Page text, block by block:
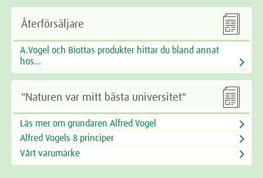

Återförsäljare
A.Vogel och Biottas produkter hittar du bland annat
hos...

"Naturen var mitt bästa universitet"
Läs mer om grundaren Alfred Vogel
Alfred Vogels 8 principer
Vårt varumärke